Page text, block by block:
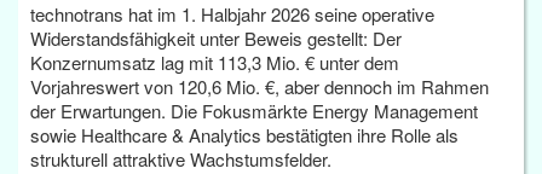
technotrans hat im 1. Halbjahr 2026 seine operative
Widerstandsfähigkeit unter Beweis gestellt: Der
Konzernumsatz lag mit 113,3 Mio. € unter dem
Vorjahreswert von 120,6 Mio. €, aber dennoch im Rahmen
der Erwartungen. Die Fokusmärkte Energy Management
sowie Healthcare & Analytics bestätigten ihre Rolle als
strukturell attraktive Wachstumsfelder.